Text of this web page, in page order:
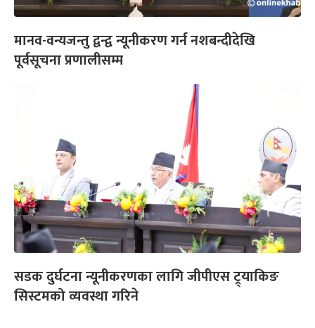
मानव-वन्यजन्तु द्वन्द्व न्यूनीकरण गर्न नशबन्दीदेखि
पूर्वसूचना प्रणालीसम्म
सडक दुर्घटना न्यूनीकरणका लागि जीपीएस ट्र्याकिङ
सिस्टमको व्यवस्था गरिने